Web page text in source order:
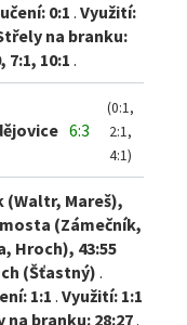
0:1. Využití:
na branku:
7:1, 10:1 .
6:3
(0:1,
2:1,
4:1)
(Waltr, Mareš),
(Zámečník,
Hroch), 43:55
(Šťastný).
1:1. Využití: 1:1
na branku: 28:27.